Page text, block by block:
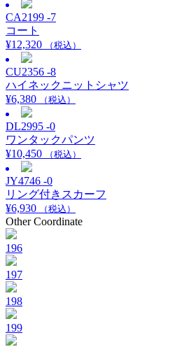
CA2199 -7
コート
¥12,320 （税込）
CU2356 -8
ハイネックニットシャツ
¥6,380 （税込）
DL2995 -0
ワンタックパンツ
¥10,450 （税込）
JY4746 -0
リング付きスカーフ
¥6,930 （税込）
Other Coordinate
196
197
198
199